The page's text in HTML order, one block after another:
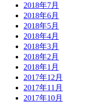
2018年7月
2018年6月
2018年5月
2018年4月
2018年3月
2018年2月
2018年1月
2017年12月
2017年11月
2017年10月